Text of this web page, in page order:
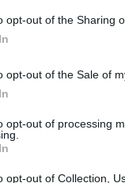
opt-out of the Sharing
opt-out of the Sale of
opt-out of processing
opt-out of Collection,
επενδυτικών
τη συμμετοχή
επενδυτικών
του Ταμείου,
και